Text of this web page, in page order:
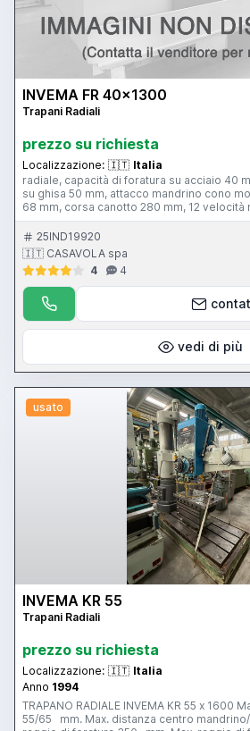
INVEMA FR 40x1300
Trapani Radiali
prezzo su richiesta
Localizzazione: 🇮🇹 Italia
radiale, capacità di foratura su acciaio 40
su ghisa 50 mm, attacco mandrino cono
68 mm, corsa canotto 280 mm, 12 velocità
giri/min, sbraccio 1.300 mm, bloccaggi
inclinabile.
25IND19920
🇮🇹 CASAVOLA spa
4
4
vedi di più
usato
INVEMA KR 55
Trapani Radiali
prezzo su richiesta
Localizzazione: 🇮🇹 Italia
Anno 1994
TRAPANO RADIALE INVEMA KR 55 x 1600
55/65 mm. Max. distanza centro